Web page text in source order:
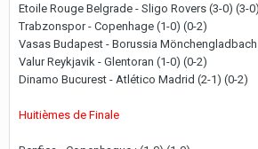
Etoile Rouge Belgrade - Sligo Rovers (3-0) (3-0)
Trabzonspor - Copenhage (1-0) (0-2)
Vasas Budapest - Borussia Mönchengladbach
Valur Reykjavik - Glentoran (1-0) (0-2)
Dinamo Bucurest - Atlético Madrid (2-1) (0-2)
Huitièmes de Finale